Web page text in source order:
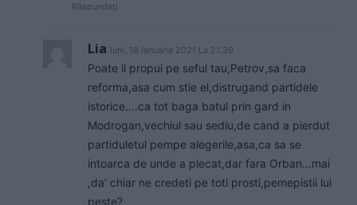
Răspundeți
Lia luni, 18 ianuarie 2021 La 21.39
Poate il propui pe seful tau,Petrov,sa faca
reforma,asa cum stie el,distrugand partidele
istorice….ca tot baga batul prin gard in
Modrogan,vechiul sau sediu,de cand a pierdut
partiduletul pempe alegerile,asa,ca sa se
intoarca de unde a plecat,dar fara Orban…mai
,da’ chiar ne credeti pe toti prosti,pemepistii lui
peste?